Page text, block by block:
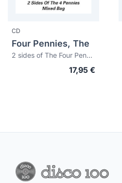
CD
Four Pennies, The
2 sides of The Four Pennies + Mixed bag
17,95 €